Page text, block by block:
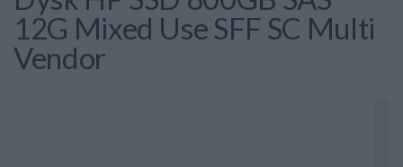
12G Mixed Use SFF SC Multi
Vendor